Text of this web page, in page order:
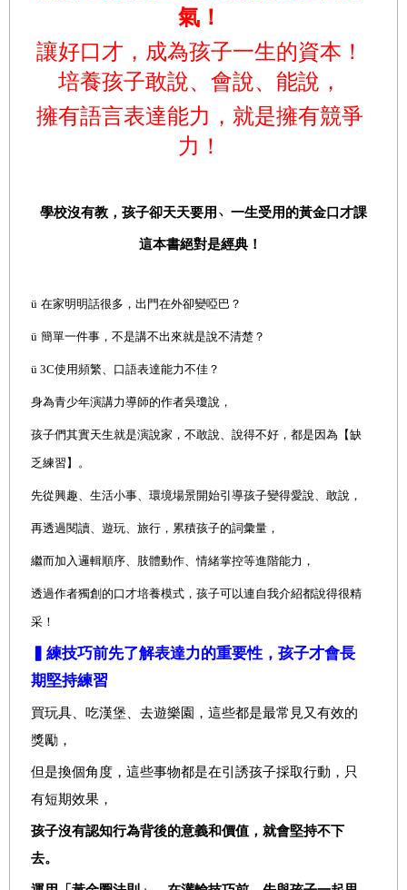
氣！
讓好口才，成為孩子一生的資本！
培養孩子敢說、會說、能說，
擁有語言表達能力，就是擁有競爭
力！
學校沒有教，孩子卻天天要用 ﹅ 一生受用的黃金口才課
這本書絕對是經典！
ü 在家明明話很多，出門在外卻變啞巴？
ü 簡單一件事，不是講不出來就是說不清楚？
ü 3C使用頻繁、口語表達能力不佳？
身為青少年演講力導師的作者吳瓊說，
孩子們其實天生就是演說家 ，不敢說、說得不好，都是因為【缺
乏練習】。
先從興趣、生活小事、環境場景開始引導孩子變得愛說、敢說，
再透過閱讀、遊玩、旅行，累積孩子的詞彙量，
繼而加入邏輯順序、肢體動作、情緒掌控等進階能力，
透過作者獨創的口才培養模式，孩子可以連自我介紹都說得很精
采！
▍練技巧前先了解表達力的重要性，孩子才會長
期堅持練習
買玩具、吃漢堡、去遊樂園，這些都是最常見又有效的
獎勵，
但是換個角度，這些事物都是在引誘孩子採取行動，只
有短期效果，
孩子沒有認知行為背後的意義和價值，就會堅持不下
去。